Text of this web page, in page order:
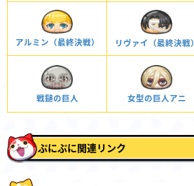
アルミン（最終決戦） リヴァイ（最終決戦）
戦鎚の巨人 女型の巨人アニ
ぷにぷに関連リンク